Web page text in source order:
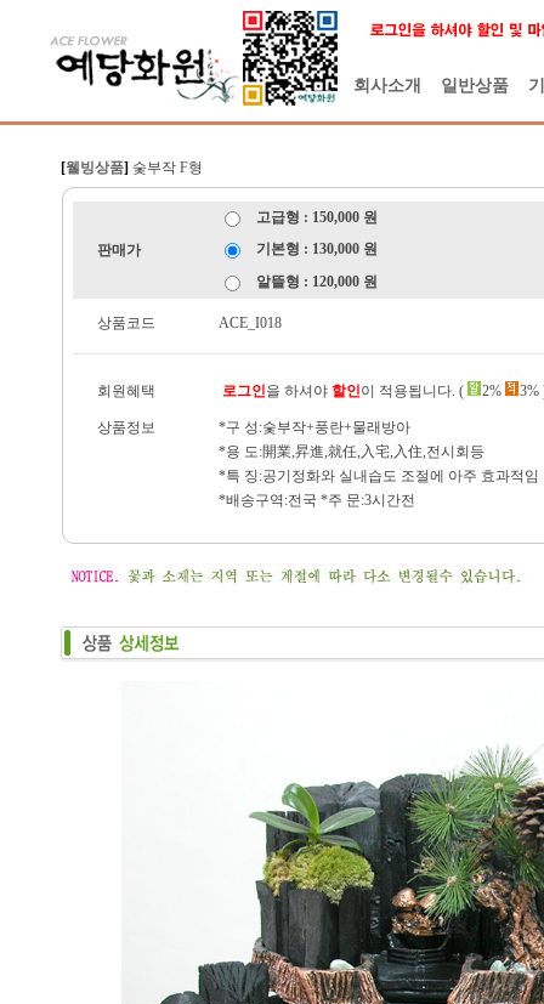
회사소개 일반상품
[웰빙상품] 숯부작 F형
판매가
고급형 : 150,000 원
기본형 : 130,000 원
알뜰형 : 120,000 원
상품코드 ACE_I018
회원혜택 로그인을 하셔야 할인이 적용됩니다. ( 2% 3%
상품정보
*구 성:숯부작+풍란+물래방아
*용 도:開業,昇進,就任,入宅,入住,전시회등
*특 징:공기정화와 실내습도 조절에 아주 효과적임
*배송구역:전국 *주 문:3시간전